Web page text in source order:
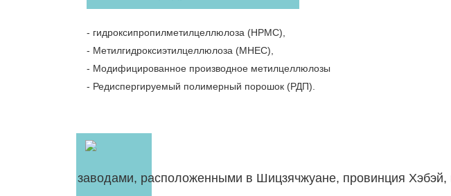
- гидроксипропилметилцеллюлоза (HPMC),
- Метилгидроксиэтилцеллюлоза (MHEC),
- Модифицированное производное метилцеллюлозы
- Редиспергируемый полимерный порошок (РДП).
заводами, расположенными в Шицзячжуане, провинция Хэбэй,